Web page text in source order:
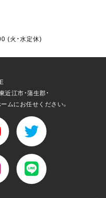
(火・水定休)
近江市・蒲生郡・
ムにお任せください。